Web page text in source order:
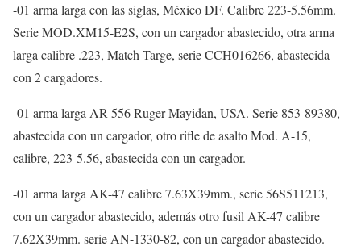
-01 arma larga con las siglas, México DF. Calibre 223-5.56mm.
Serie MOD.XM15-E2S, con un cargador abastecido, otra arma
larga calibre .223, Match Targe, serie CCH016266, abastecida
con 2 cargadores.
-01 arma larga AR-556 Ruger Mayidan, USA. Serie 853-89380,
abastecida con un cargador, otro rifle de asalto Mod. A-15,
calibre, 223-5.56, abastecida con un cargador.
-01 arma larga AK-47 calibre 7.63X39mm., serie 56S511213,
con un cargador abastecido, además otro fusil AK-47 calibre
7.62X39mm. serie AN-1330-82, con un cargador abastecido.